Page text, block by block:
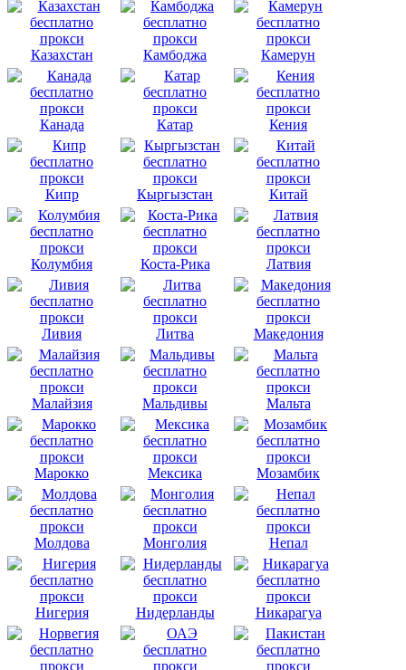
Казахстан Камбоджа Камерун
Канада Катар Кения
Кипр Кыргызстан Китай
Колумбия Коста-Рика Латвия
Ливия Литва Македония
Малайзия Мальдивы Мальта
Марокко Мексика Мозамбик
Молдова Монголия Непал
Нигерия Нидерланды Никарагуа